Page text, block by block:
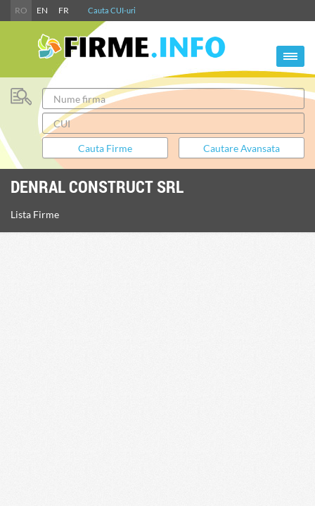
RO EN FR Cauta CUI-uri
DENRAL CONSTRUCT SRL
Lista Firme